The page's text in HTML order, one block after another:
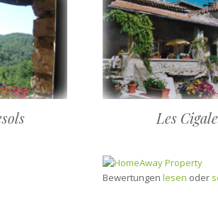
Les
Bewertungen lesen oder